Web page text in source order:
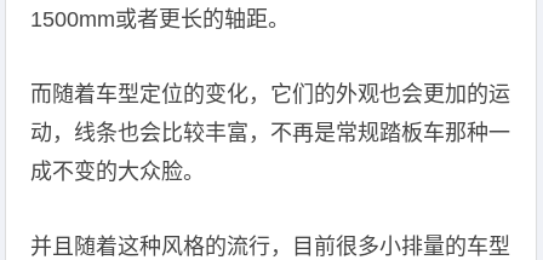
1500mm或者更长的轴距。
而随着车型定位的变化，它们的外观也会更加的运
动，线条也会比较丰富，不再是常规踏板车那种一
成不变的大众脸。
并且随着这种风格的流行，目前很多小排量的车型